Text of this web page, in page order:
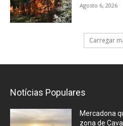
Agosto 6, 2026
Carregar
Notícias Populares
Mercadona
zona de